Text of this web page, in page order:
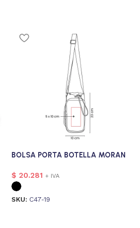
BOLSA PORTA BOTELLA MORAN
$ 20.281 + IVA
SKU: C47-19